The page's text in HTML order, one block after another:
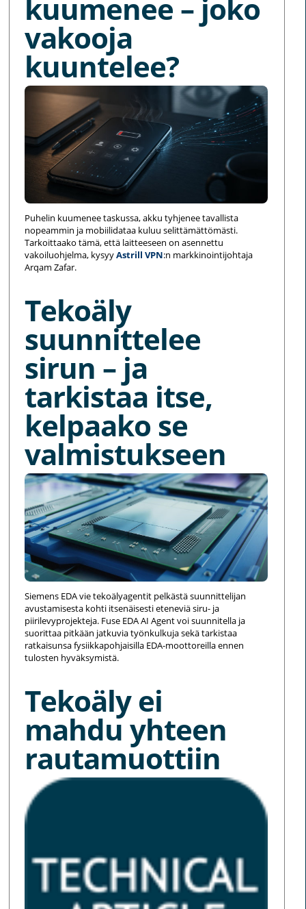
kuumenee – joko
vakooja
kuuntelee?
Puhelin kuumenee taskussa, akku tyhjenee tavallista
nopeammin ja mobiilidataa kuluu selittämättömästi.
Tarkoittaako tämä, että laitteeseen on asennettu
vakoiluohjelma, kysyyAstrill VPN:n markkinointijohtaja
Arqam Zafar.
Tekoäly
suunnittelee
sirun – ja
tarkistaa itse,
kelpaako se
valmistukseen
Siemens EDA vie tekoälyagentit pelkästä suunnittelijan
avustamisesta kohti itsenäisesti eteneviä siru- ja
piirilevyprojekteja. Fuse EDA AI Agent voi suunnitella ja
suorittaa pitkään jatkuvia työnkulkuja sekä tarkistaa
ratkaisunsa fysiikkapohjaisilla EDA-moottoreilla ennen
tulosten hyväksymistä.
Tekoäly ei
mahdu yhteen
rautamuottiin